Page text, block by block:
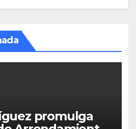
promulga